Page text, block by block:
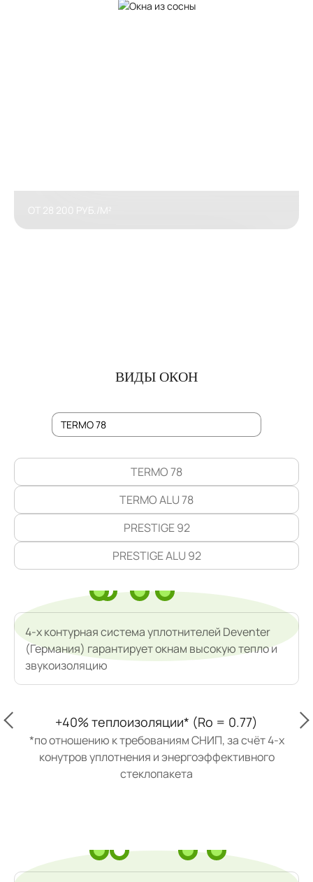
ОТ 28 200 РУБ./М²
ВИДЫ ОКОН
TERMO 78
TERMO ALU 78
PRESTIGE 92
PRESTIGE ALU 92
4-х контурная система уплотнителей Deventer
(Германия) гарантирует окнам высокую тепло и
звукоизоляцию
+40% теплоизоляции* (Ro = 0.77)
*по отношению к требованиям СНИП, за счёт 4-х
конутров уплотнения и энергоэффективного
стеклопакета